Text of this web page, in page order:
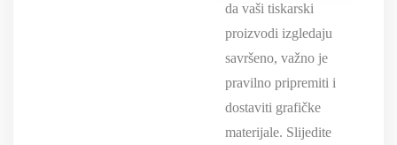
da vaši tiskarski
proizvodi izgledaju
savršeno, važno je
pravilno pripremiti i
dostaviti grafičke
materijale. Slijedite